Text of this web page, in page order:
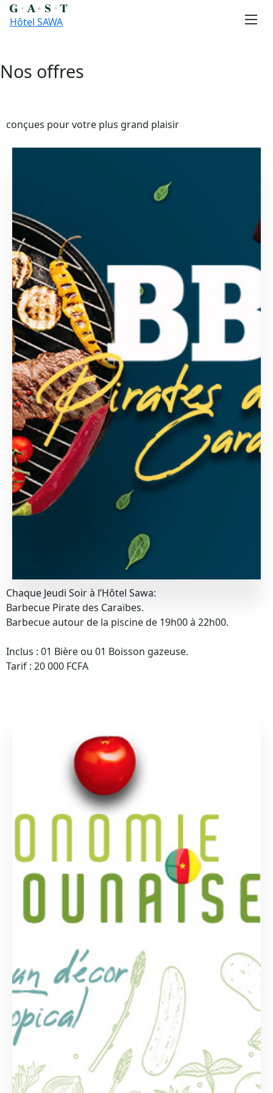
Skip
to
Hôtel SAWA
Nos offres
conçues pour votre plus grand plaisir
Chaque Jeudi Soir à l’Hôtel Sawa:
Barbecue Pirate des Caraïbes.
Barbecue autour de la piscine de 19h00 à 22h00.
Inclus : 01 Bière ou 01 Boisson gazeuse.
Tarif : 20 000 FCFA